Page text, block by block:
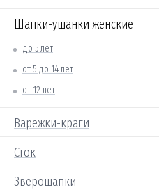
Шапки-ушанки женские
до 5 лет
от 5 до 14 лет
от 12 лет
Варежки-краги
Сток
Зверошапки